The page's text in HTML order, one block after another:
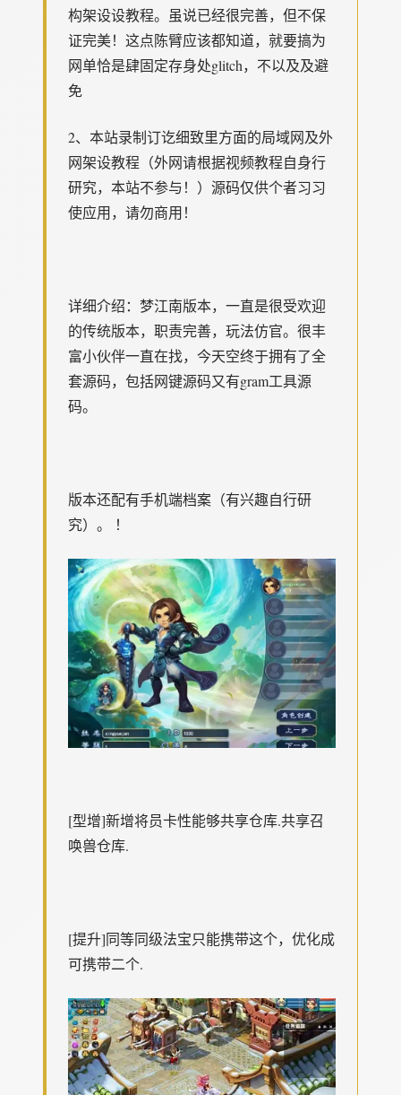
构架设设教程。虽说已经很完善，但不保
证完美！这点陈臂应该都知道，就要搞为
网单恰是肆固定存身处glitch，不以及及避
免
2、本站录制订讫细致里方面的局域网及外
网架设教程（外网请根据视频教程自身行
研究，本站不参与！）源码仅供个者习习
使应用，请勿商用！
详细介绍：梦江南版本，一直是很受欢迎
的传统版本，职责完善，玩法仿官。很丰
富小伙伴一直在找，今天空终于拥有了全
套源码，包括网键源码又有gram工具源
码。
版本还配有手机端档案（有兴趣自行研
究）。 ！
[型增]新增将员卡性能够共享仓库.共享召
唤兽仓库.
[提升]同等同级法宝只能携带这个，优化成
可携带二个.